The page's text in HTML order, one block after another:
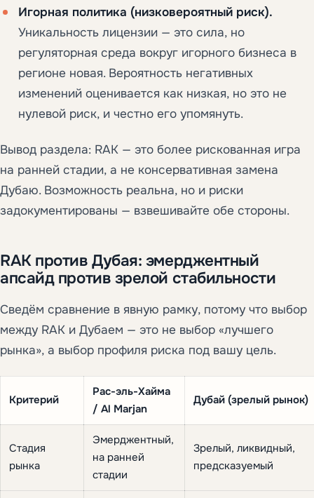
Игорная политика (низковероятный риск).
Уникальность лицензии — это сила, но
регуляторная среда вокруг игорного бизнеса в
регионе новая. Вероятность негативных
изменений оценивается как низкая, но это не
нулевой риск, и честно его упомянуть.
Вывод раздела: RAK — это более рискованная игра
на ранней стадии, а не консервативная замена
Дубаю. Возможность реальна, но и риски
задокументированы — взвешивайте обе стороны.
RAK против Дубая: эмерджентный
апсайд против зрелой стабильности
Сведём сравнение в явную рамку, потому что выбор
между RAK и Дубаем — это не выбор «лучшего
рынка», а выбор профиля риска под вашу цель.
Критерий
Рас-эль-Хайма
/ Al Marjan
Дубай (зрелый рынок)
Стадия
рынка
Эмерджентный,
на ранней
стадии
Зрелый, ликвидный,
предсказуемый